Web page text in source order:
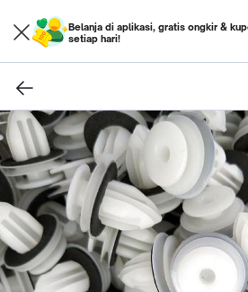
Belanja di aplikasi, gratis ongkir &
setiap hari!